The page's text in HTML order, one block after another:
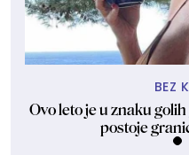
BEZ
Ovo leto je u znaku
postoje